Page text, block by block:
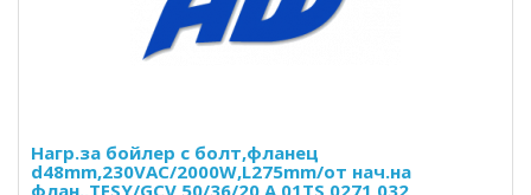
Нагр.за бойлер с болт,фланец
d48mm,230VAC/2000W,L275mm/от нач.на
флан.,TESY/GCV 50/36/20 A 01TS 0271 032